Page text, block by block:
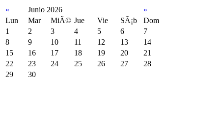
« Junio 2026
»
Lun
Mar MiÃ© Jue Vie SÃ¡b
Dom
1
2 3 4 5 6
7
8
9 10 11 12 13
14
15
16 17 18 19 20
21
22
23 24 25 26 27
28
29
30